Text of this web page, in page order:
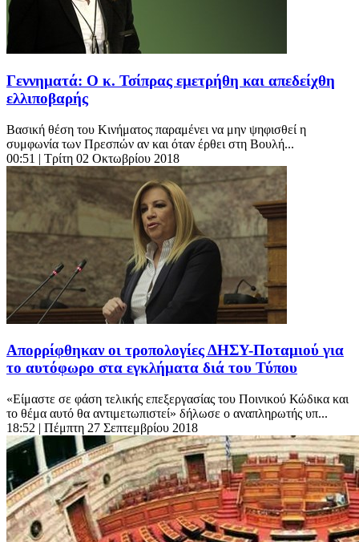
Γεννηματά: Ο κ. Τσίπρας εμετρήθη και απεδείχθη
ελλιποβαρής
Βασική θέση του Κινήματος παραμένει να μην ψηφισθεί η
συμφωνία των Πρεσπών αν και όταν έρθει στη Βουλή...
00:51 | Τρίτη 02 Οκτωβρίου 2018
Απορρίφθηκαν οι τροπολογίες ΔΗΣΥ-Ποταμιού για
το αυτόφωρο στα εγκλήματα διά του Τύπου
«Είμαστε σε φάση τελικής επεξεργασίας του Ποινικού Κώδικα και
το θέμα αυτό θα αντιμετωπιστεί» δήλωσε ο αναπληρωτής υπ...
18:52 | Πέμπτη 27 Σεπτεμβρίου 2018